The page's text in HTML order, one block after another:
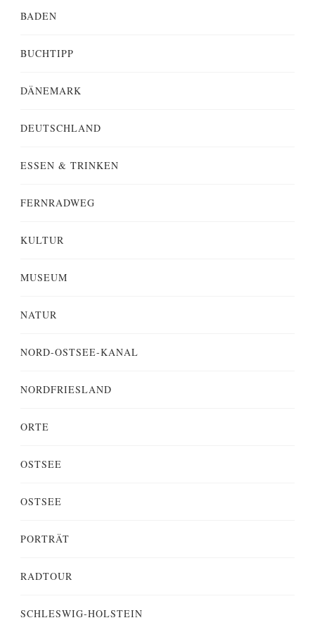
BADEN
BUCHTIPP
DÄNEMARK
DEUTSCHLAND
ESSEN & TRINKEN
FERNRADWEG
KULTUR
MUSEUM
NATUR
NORD-OSTSEE-KANAL
NORDFRIESLAND
ORTE
OSTSEE
OSTSEE
PORTRÄT
RADTOUR
SCHLESWIG-HOLSTEIN